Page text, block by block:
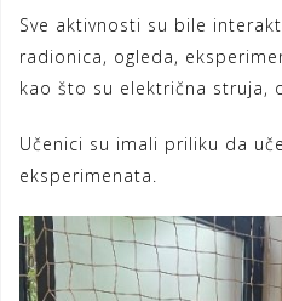
Sve aktivnosti su bile
radionica, ogleda,
kao što su električna struja,
Učenici su imali priliku da
eksperimenata.